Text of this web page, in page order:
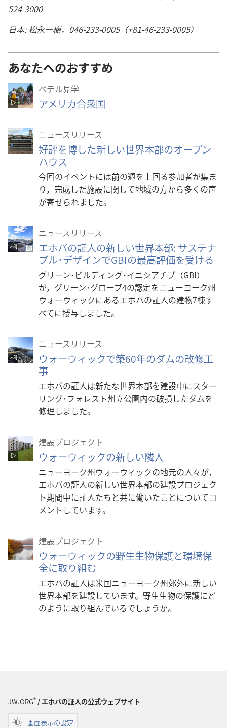
524-3000
日本: 松永一樹，046-233-0005（+81-46-233-0005）
あなたへのおすすめ
ベテル見学
アメリカ合衆国
ニュースリリース
好評を博した新しい世界本部のオープン
ハウス
今回のイベントには前の週を上回る参加者が集ま
り，完成した施設に関して地域の方から多くの声
が寄せられました。
ニュースリリース
エホバの証人の新しい世界本部: サステナ
ブル･デザインでGBIの最高評価を受ける
グリーン･ビルディング･イニシアチブ（GBI）
が，グリーン･グローブ4の認定をニューヨーク州
ウォーウィックにあるエホバの証人の建物7棟す
べてに授与しました。
ニュースリリース
ウォーウィックで築60年のダムの改修工
事
エホバの証人は新たな世界本部を建設中にスター
リング･フォレスト州立公園内の破損したダムを
修理しました。
建設プロジェクト
ウォーウィックの新しい隣人
ニューヨーク州ウォーウィックの地元の人々が，
エホバの証人の新しい世界本部の建設プロジェク
ト期間中に証人たちと共に働いたことについてコ
メントしています。
建設プロジェクト
ウォーウィックの野生生物保護と環境保
全に取り組む
エホバの証人は米国ニューヨーク州郊外に新しい
世界本部を建設しています。野生生物の保護にど
のように取り組んでいるでしょうか。
JW.ORG®/ エホバの証人の公式ウェブサイト
画面表示の設定